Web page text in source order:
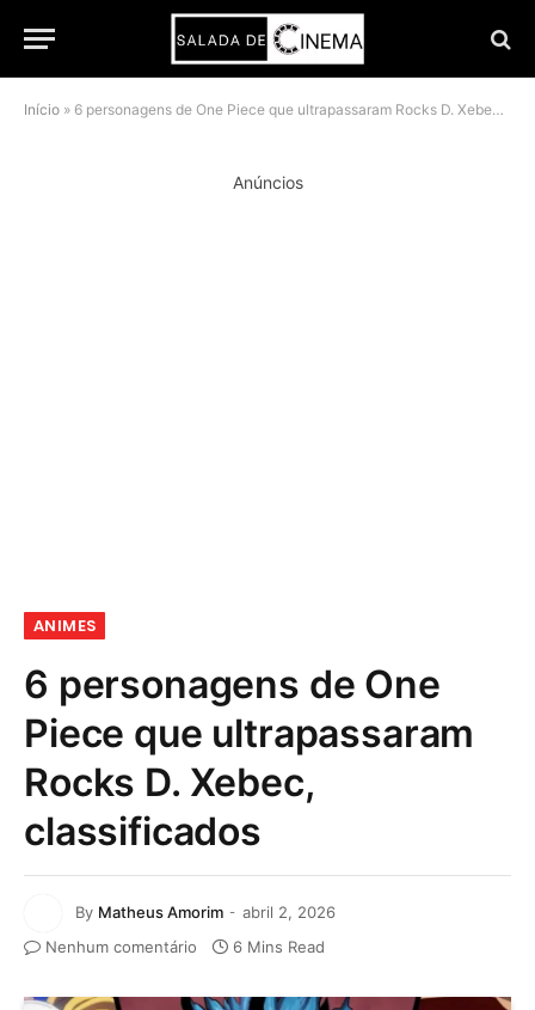
Início » 6 personagens de One Piece que ultrapassaram Rocks D. Xebec, classificados
Anúncios
ANIMES
6 personagens de One
Piece que ultrapassaram
Rocks D. Xebec,
classificados
By Matheus Amorim
abril 2, 2026
Nenhum comentário
6 Mins Read